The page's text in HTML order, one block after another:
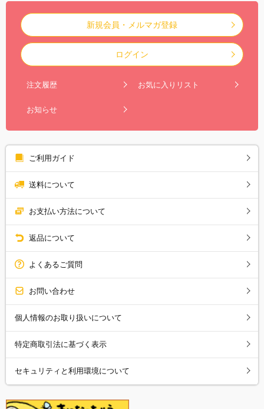
新規会員・メルマガ登録
ログイン
注文履歴 お気に入りリスト
お知らせ
ご利用ガイド
送料について
お支払い方法について
返品について
よくあるご質問
お問い合わせ
個人情報のお取り扱いについて
特定商取引法に基づく表示
セキュリティと利用環境について